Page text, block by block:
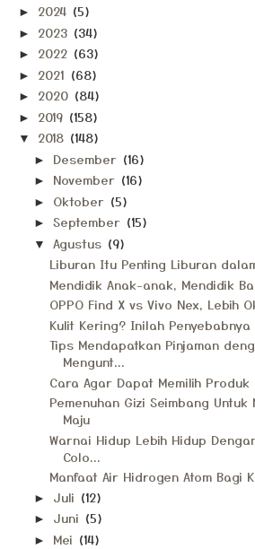
► 2024 (5)
► 2023 (34)
► 2022 (63)
► 2021 (68)
► 2020 (84)
► 2019 (158)
▼ 2018 (148)
► Desember (16)
► November (16)
► Oktober (5)
► September (15)
▼ Agustus (9)
Liburan Itu Penting Liburan
Mendidik Anak-anak, Mendidik
OPPO Find X vs Vivo Nex, Lebih
Kulit Kering? Inilah Penyebabnya
Tips Mendapatkan Pinjaman
Mengunt...
Cara Agar Dapat Memilih Produk
Pemenuhan Gizi Seimbang
Maju
Warnai Hidup Lebih Hidup
Colo...
Manfaat Air Hidrogen Atom Bagi
► Juli (12)
► Juni (5)
► Mei (14)